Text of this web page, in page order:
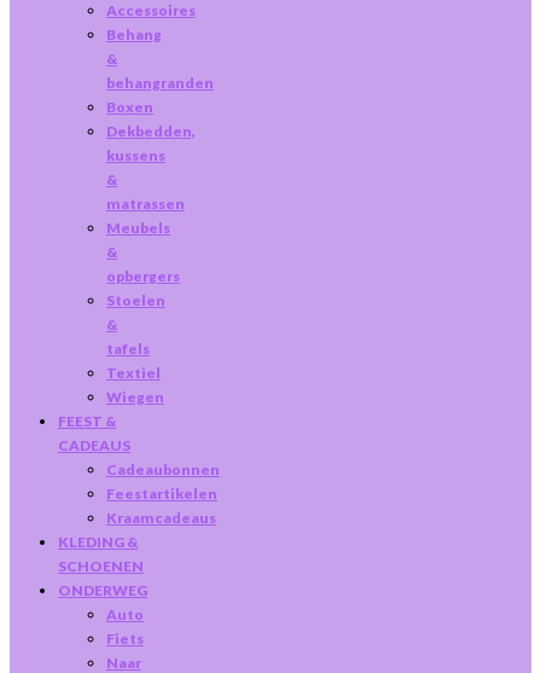
Accessoires
Behang
&
behangranden
Boxen
Dekbedden,
kussens
&
matrassen
Meubels
&
opbergers
Stoelen
&
tafels
Textiel
Wiegen
FEEST &
CADEAUS
Cadeaubonnen
Feestartikelen
Kraamcadeaus
KLEDING &
SCHOENEN
ONDERWEG
Auto
Fiets
Naar